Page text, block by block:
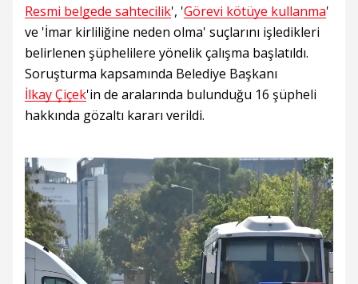
Resmi belgede sahtecilik', 'Görevi kötüye kullanma'
ve 'İmar kirliliğine neden olma' suçlarını işledikleri
belirlenen şüphelilere yönelik çalışma başlatıldı.
Soruşturma kapsamında Belediye Başkanı
İlkay Çiçek'in de aralarında bulunduğu 16 şüpheli
hakkında gözaltı kararı verildi.